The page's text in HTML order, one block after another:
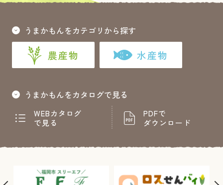
うまかもんをカテゴリから探す
農産物 水産物
うまかもんをカタログで見る
WEBカタログ
で見る
PDFで
ダウンロード